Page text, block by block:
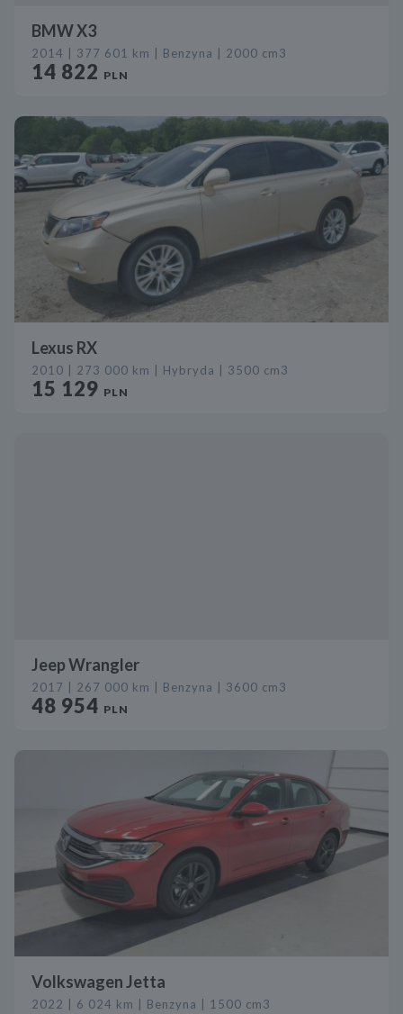
BMW X3
2014 | 377 601 km | Benzyna | 2000 cm3
14 822 PLN
Lexus RX
2010 | 273 000 km | Hybryda | 3500 cm3
15 129 PLN
Jeep Wrangler
2017 | 267 000 km | Benzyna | 3600 cm3
48 954 PLN
Volkswagen Jetta
2022 | 6 024 km | Benzyna | 1500 cm3